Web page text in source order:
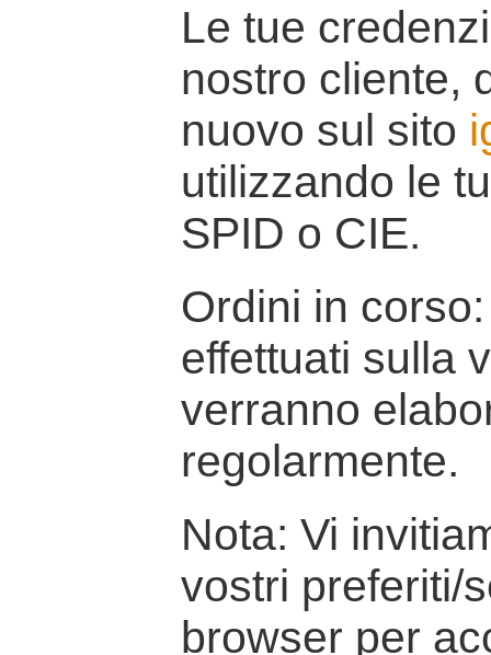
Le tue
nostro cliente,
nuovo sul sito
utilizzando le
SPID o CIE.
Ordini in
effettuati sulla
verranno
regolarmente.
Nota: Vi
vostri preferiti/
browser per